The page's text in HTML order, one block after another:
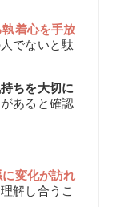
着心を手放
でないと駄
ちを大切に
あると確認
変化が訪れ
解し合うこ